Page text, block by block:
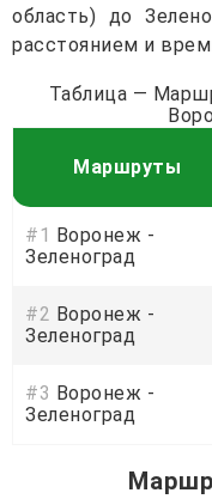
область) до
расстоянием и
Таблица —
Маршруты
#1 Воронеж -
Зеленоград
#2 Воронеж -
Зеленоград
#3 Воронеж -
Зеленоград